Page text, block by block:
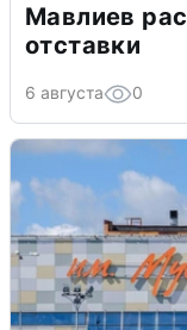
Мавлиев
отставки
6 августа 0